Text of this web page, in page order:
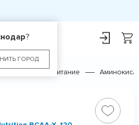
?
ГОРОД
Спортивное питание